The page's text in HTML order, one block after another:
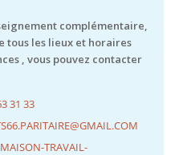
complémentaire,
tous les lieux et horaires
, vous pouvez contacter
31 33
MAISON-TRAVAIL-